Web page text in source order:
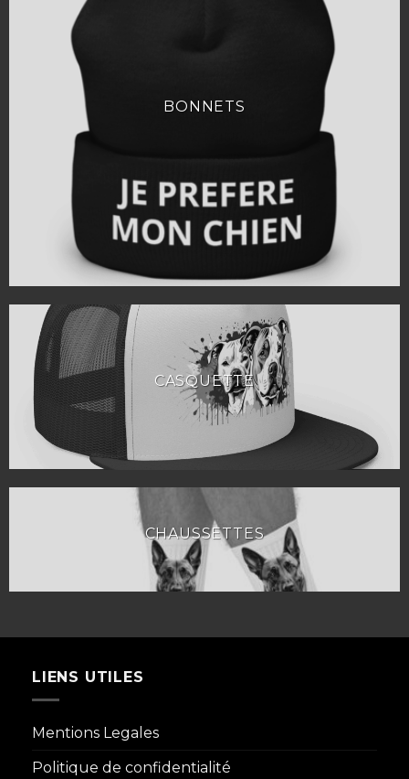
BONNETS
CASQUETTE
CHAUSSETTES
LIENS UTILES
Mentions Legales
Politique de confidentialité